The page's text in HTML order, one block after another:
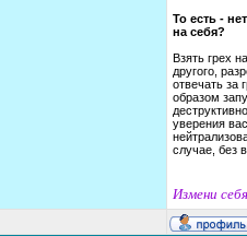
То есть -
на себя?
Взять грех
другого,
отвечать за
образом
уверения
случае, без
Измени